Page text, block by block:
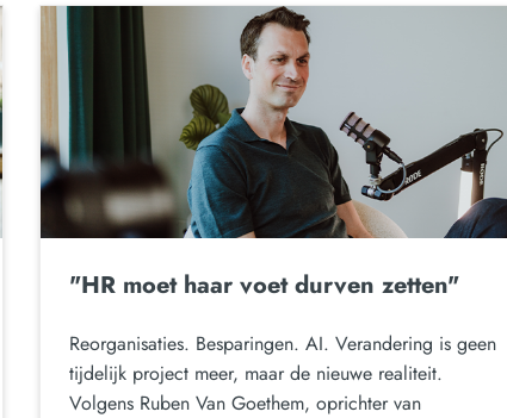
"HR moet haar voet durven zetten"
Reorganisaties. Besparingen. AI. Verandering is geen
tijdelijk project meer, maar de nieuwe realiteit.
Volgens Ruben Van Goethem, oprichter van